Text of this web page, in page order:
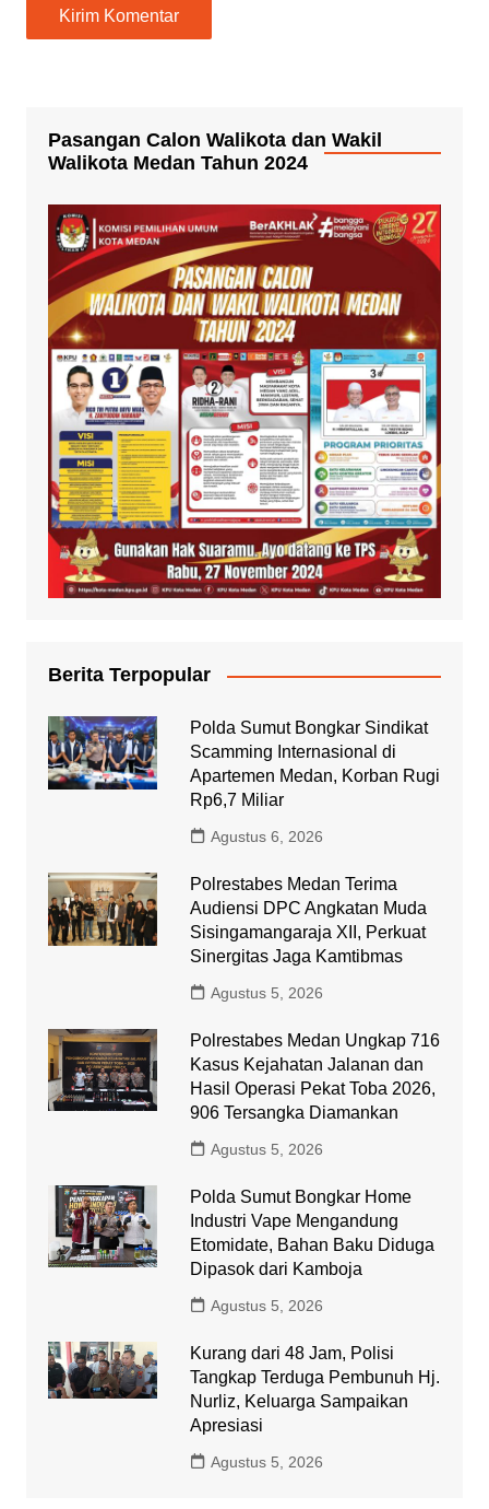
Pasangan Calon Walikota dan Wakil
Walikota Medan Tahun 2024
Berita Terpopular
Polda Sumut Bongkar Sindikat
Scamming Internasional di
Apartemen Medan, Korban Rugi
Rp6,7 Miliar
Agustus 6, 2026
Polrestabes Medan Terima
Audiensi DPC Angkatan Muda
Sisingamangaraja XII, Perkuat
Sinergitas Jaga Kamtibmas
Agustus 5, 2026
Polrestabes Medan Ungkap 716
Kasus Kejahatan Jalanan dan
Hasil Operasi Pekat Toba 2026,
906 Tersangka Diamankan
Agustus 5, 2026
Polda Sumut Bongkar Home
Industri Vape Mengandung
Etomidate, Bahan Baku Diduga
Dipasok dari Kamboja
Agustus 5, 2026
Kurang dari 48 Jam, Polisi
Tangkap Terduga Pembunuh Hj.
Nurliz, Keluarga Sampaikan
Apresiasi
Agustus 5, 2026